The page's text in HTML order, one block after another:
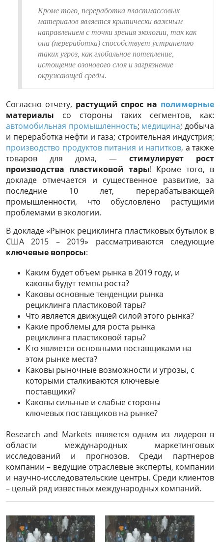
Кроме того, переработка пластмассовых
материалов является критически важным
направлением с точки зрения экологии, так как
она (переработка) способствует устранению
таких угроз, как глобальное потепление,
истощение озонового слоя и загрязнение
окружающей среды.
Согласно отчету, растущий спрос на полимерные
материалы со стороны таких сегментов, как:
автомобильная промышленность; медицина; добыча
и переработка нефти и газа; строительная индустрия;
производство продуктов питания и напитков, а также
товаров для дома, — стимулирует рост
производства пластиковой тары! Кроме того, в
докладе отмечается и существенное развитие, за
последние 10 лет, перерабатывающей
промышленности, что обусловлено растущими
проблемами в экологии.
В докладе «Рынок рециклинга пластиковых бутылок в
США 2015 – 2019» рассматриваются следующие
ключевые вопросы:
Каким будет объем рынка в 2019 году, и
каковы будут темпы роста?
Каковы основные тенденции рынка
рециклинга пластиковой тары?
Что является движущей силой этого рынка?
Какие проблемы для роста рынка
рециклинга пластиковой тары?
Кто является основными поставщиками на
этом рынке места?
Каковы рыночные возможности и угрозы, с
которыми сталкиваются ключевые
поставщики?
Каковы сильные и слабые стороны
ключевых поставщиков на рынке?
Research and Markets является одним из лидеров в
области международных маркетинговых
исследований и прогнозов. Среди партнеров
компании – ведущие отраслевые эксперты, компании
и научно-исследовательские центры. Среди клиентов
– целый ряд известных международных компаний.